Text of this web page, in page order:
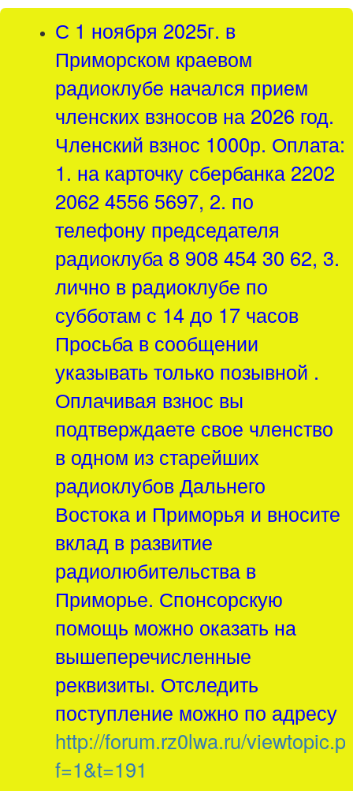
С 1 ноября 2025г. в
Приморском краевом
радиоклубе начался прием
членских взносов на 2026 год.
Членский взнос 1000р. Оплата:
1. на карточку сбербанка 2202
2062 4556 5697, 2. по
телефону председателя
радиоклуба 8 908 454 30 62, 3.
лично в радиоклубе по
субботам с 14 до 17 часов
Просьба в сообщении
указывать только позывной .
Оплачивая взнос вы
подтверждаете свое членство
в одном из старейших
радиоклубов Дальнего
Востока и Приморья и вносите
вклад в развитие
радиолюбительства в
Приморье. Спонсорскую
помощь можно оказать на
вышеперечисленные
реквизиты. Отследить
поступление можно по адресу
http://forum.rz0lwa.ru/
f=1&t=191